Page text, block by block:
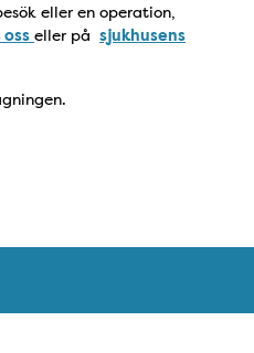
eller en operation,
oss eller på sjukhusens